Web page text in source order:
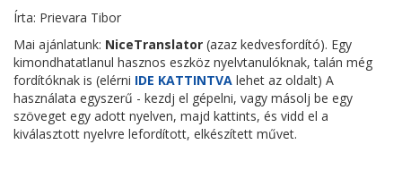
Írta: Prievara Tibor
Mai ajánlatunk: NiceTranslator (azaz kedvesfordító). Egy
kimondhatatlanul hasznos eszköz nyelvtanulóknak, talán még
fordítóknak is (elérni IDE KATTINTVA lehet az oldalt) A
használata egyszerű - kezdj el gépelni, vagy másolj be egy
szöveget egy adott nyelven, majd kattints, és vidd el a
kiválasztott nyelvre lefordított, elkészített művet.